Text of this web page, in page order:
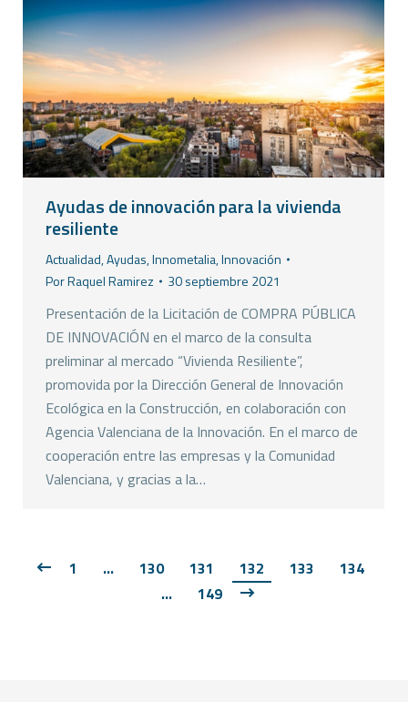
Ayudas de innovación para la vivienda
resiliente
Actualidad,Ayudas,Innometalia,Innovación
PorRaquel Ramirez 30 septiembre 2021
Presentación de la Licitación de COMPRA PÚBLICA
DE INNOVACIÓN en el marco de la consulta
preliminar al mercado “Vivienda Resiliente”,
promovida por la Dirección General de Innovación
Ecológica en la Construcción, en colaboración con
Agencia Valenciana de la Innovación. En el marco de
cooperación entre las empresas y la Comunidad
Valenciana, y gracias a la…
1 … 130 131 132 133
134
…
149